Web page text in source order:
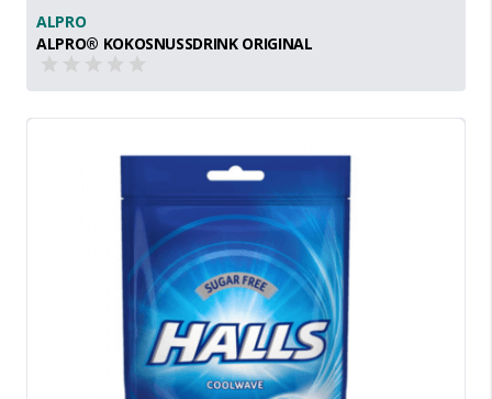
ALPRO
ALPRO® KOKOSNUSSDRINK ORIGINAL